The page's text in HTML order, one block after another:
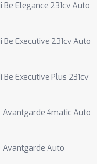
Be Elegance 231cv Auto
Be Executive 231cv Auto
Be Executive Plus 231cv
Avantgarde 4matic Auto
Avantgarde Auto